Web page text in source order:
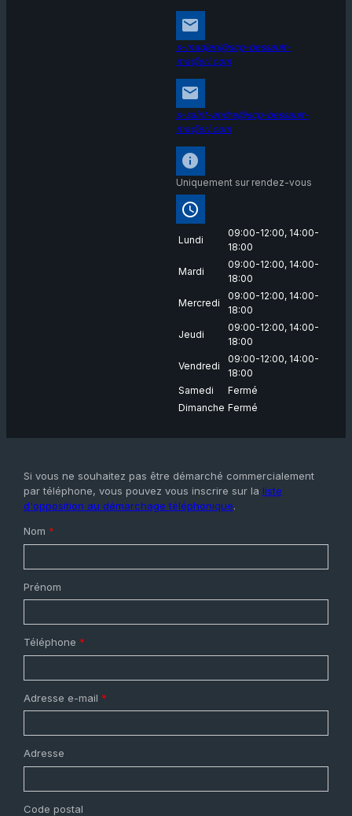
email
s-madjeri@scp-bessault-
madjeri.com
email
s-saint-andre@scp-bessault-
madjeri.com
info
Uniquement sur rendez-vous
access_time
Lundi
09:00-12:00, 14:00-
18:00
Mardi
09:00-12:00, 14:00-
18:00
Mercredi
09:00-12:00, 14:00-
18:00
Jeudi
09:00-12:00, 14:00-
18:00
Vendredi
09:00-12:00, 14:00-
18:00
Samedi
Fermé
Dimanche Fermé
Si vous ne souhaitez pas être démarché commercialement
par téléphone, vous pouvez vous inscrire sur la liste
d'opposition au démarchage téléphonique.
Nom *
Prénom
Téléphone *
Adresse e-mail *
Adresse
Code postal